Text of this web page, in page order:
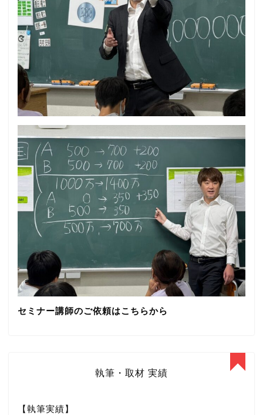
セミナー講師のご依頼はこちらから
執筆・取材 実績
【執筆実績】